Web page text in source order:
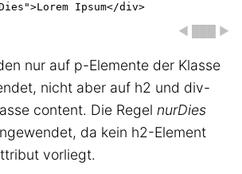
Lorem Ipsum
◀ ███ ▶
nur auf p-Elemente der Klasse
nicht aber auf h2 und div-
content. Die Regel nurDies
da kein h2-Element
vorliegt.